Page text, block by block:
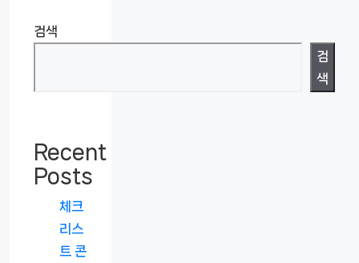
검색
검
색
Recent
Posts
체크
리스
트 콘